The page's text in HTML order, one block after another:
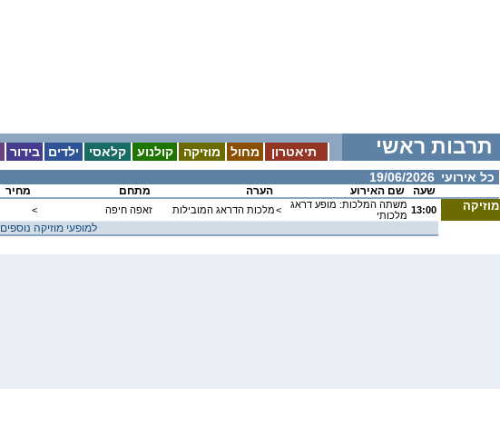
בידור ילדים קלאסי קולנוע מוזיקה מחול תיאטרון תרבות ראשי
כל אירועי
מחיר מתחם הערה שם האירוע שעה
< זאפה חיפה מלכות הדראג המובילות<
משתה המלכות: מופע דראג
מלכותי 13:00 מוזיקה
< למופעי מוזיקה נוספים